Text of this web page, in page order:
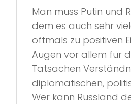
Man muss Putin und
dem es auch sehr
oftmals zu positiven
Augen vor allem für
Tatsachen
diplomatischen,
Wer kann Russland